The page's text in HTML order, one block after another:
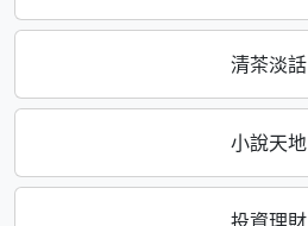
清茶淡話
小說天地